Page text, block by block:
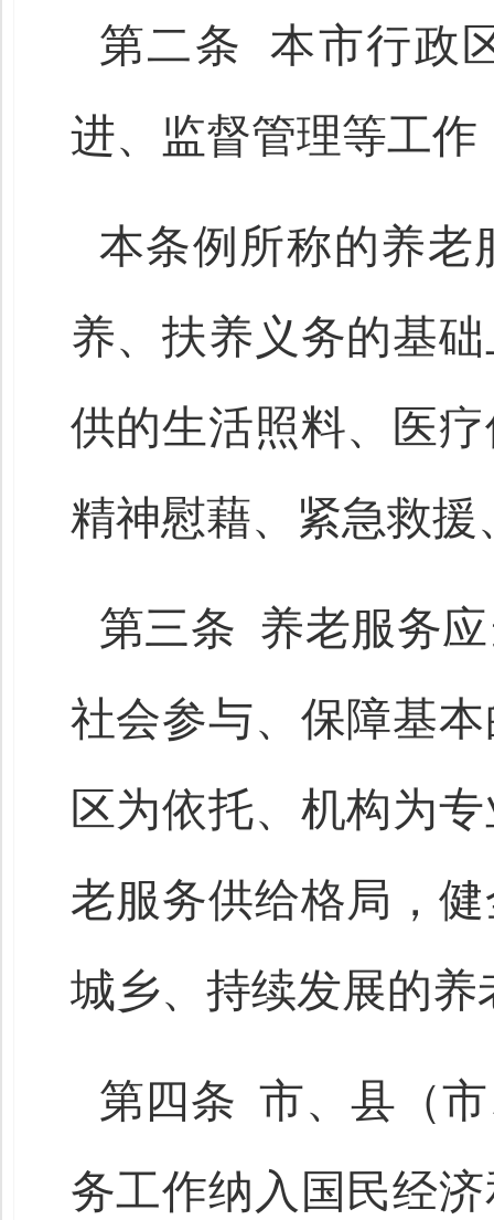
第二条 本市行政
进、监督管理等工
本条例所称的养老
养、扶养义务的基
供的生活照料、医
精神慰藉、紧急救
第三条 养老服务
社会参与、保障基
区为依托、机构为
老服务供给格局，
城乡、持续发展的养
第四条 市、县（
务工作纳入国民经